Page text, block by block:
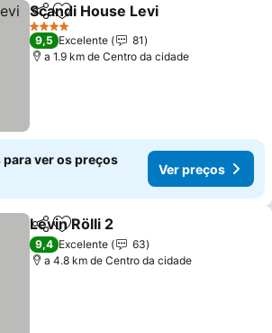
PartilharAdicionar aos favoritos
Scandi House Levi
4 Estrelas
9,5 Excelente
81
a 1.9 km de Centro da cidade
para ver os preços
Ver preços
PartilharAdicionar aos favoritos
Levin Rölli 2
9,4 Excelente
63
a 4.8 km de Centro da cidade